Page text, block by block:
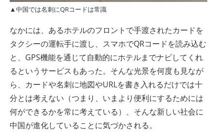
▲中国では名刺にQRコードは常識
なかには、あるホテルのフロントで手渡されたカードを
タクシーの運転手に渡し、スマホでQRコードを読み込む
と、GPS機能を通じて自動的にホテルまでナビしてくれ
るというサービスもあった。そんな光景を何度も見なが
ら、カードや名刺に地図やURLを書き入れるだけでは十
分とは考えない（つまり、いまより便利にするためには
何ができるかを常に考えている）、そんな新しい社会に
中国が進化していることに気づかされる。